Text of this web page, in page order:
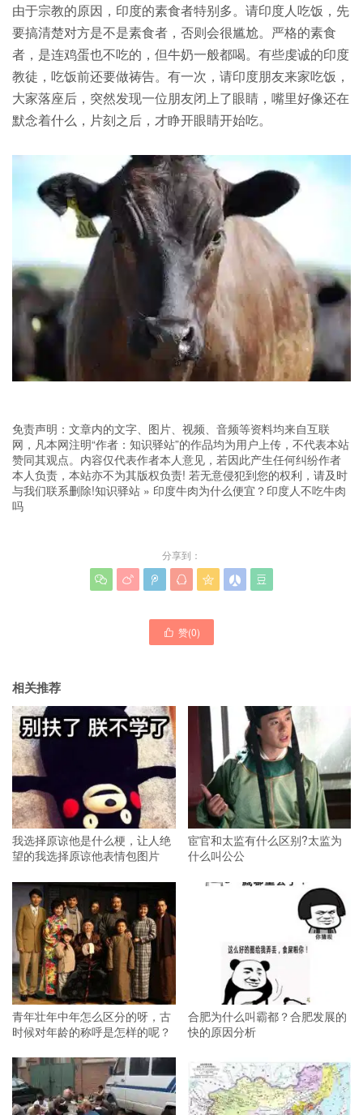
由于宗教的原因，印度的素食者特别多。请印度人吃饭，先
要搞清楚对方是不是素食者，否则会很尴尬。严格的素食
者，是连鸡蛋也不吃的，但牛奶一般都喝。有些虔诚的印度
教徒，吃饭前还要做祷告。有一次，请印度朋友来家吃饭，
大家落座后，突然发现一位朋友闭上了眼睛，嘴里好像还在
默念着什么，片刻之后，才睁开眼睛开始吃。
免责声明：文章内的文字、图片、视频、音频等资料均来自互联
网，凡本网注明“作者：知识驿站”的作品均为用户上传，不代表本站
赞同其观点。内容仅代表作者本人意见，若因此产生任何纠纷作者
本人负责，本站亦不为其版权负责! 若无意侵犯到您的权利，请及时
与我们联系删除!知识驿站 » 印度牛肉为什么便宜？印度人不吃牛肉
吗
分享到：
      
 赞(0)
相关推荐
我选择原谅他是什么梗，让人绝
望的我选择原谅他表情包图片
宦官和太监有什么区别?太监为
什么叫公公
青年壮年中年怎么区分的呀，古
时候对年龄的称呼是怎样的呢？
合肥为什么叫霸都？合肥发展的
快的原因分析